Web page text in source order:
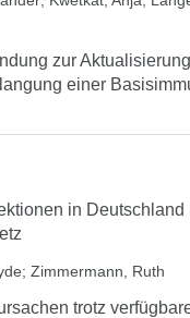
zur
einer
in
; Zimmermann, Ruth
trotz